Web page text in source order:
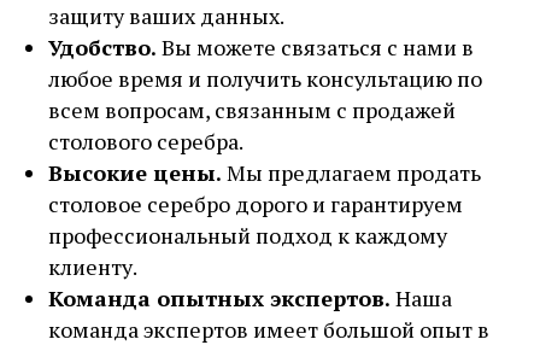
защиту ваших данных.
Удобство. Вы можете связаться с нами в
любое время и получить консультацию по
всем вопросам, связанным с продажей
столового серебра.
Высокие цены. Мы предлагаем продать
столовое серебро дорого и гарантируем
профессиональный подход к каждому
клиенту.
Команда опытных экспертов. Наша
команда экспертов имеет большой опыт в